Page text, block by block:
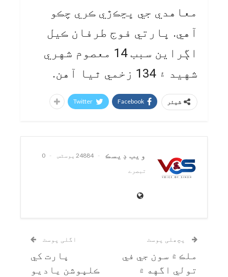
معاهدي جي ڀڃڪڙي ڪري چڪو
آهي. ڀارتي فوج طرفان ڪيل
اڳراين سبب 14 معصوم شهري
شهيد ۽ 134 زخمي ٿيا آهن.
شیئر Facebook
Twitter
ويب ڊيسڪ 24884 پوسٹس
0
تبصرے
پچھلی پوسٹ
ملڪ ۾ سون جي في
تولي اگهه ۾
اگلی پوسٹ
ڀارت کي
ڪلڀوشن ياديو